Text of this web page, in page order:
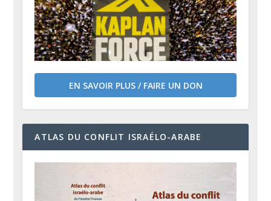
EN SAVOIR PLUS / FAIRE UN DON
ATLAS DU CONFLIT ISRAÉLO-ARABE